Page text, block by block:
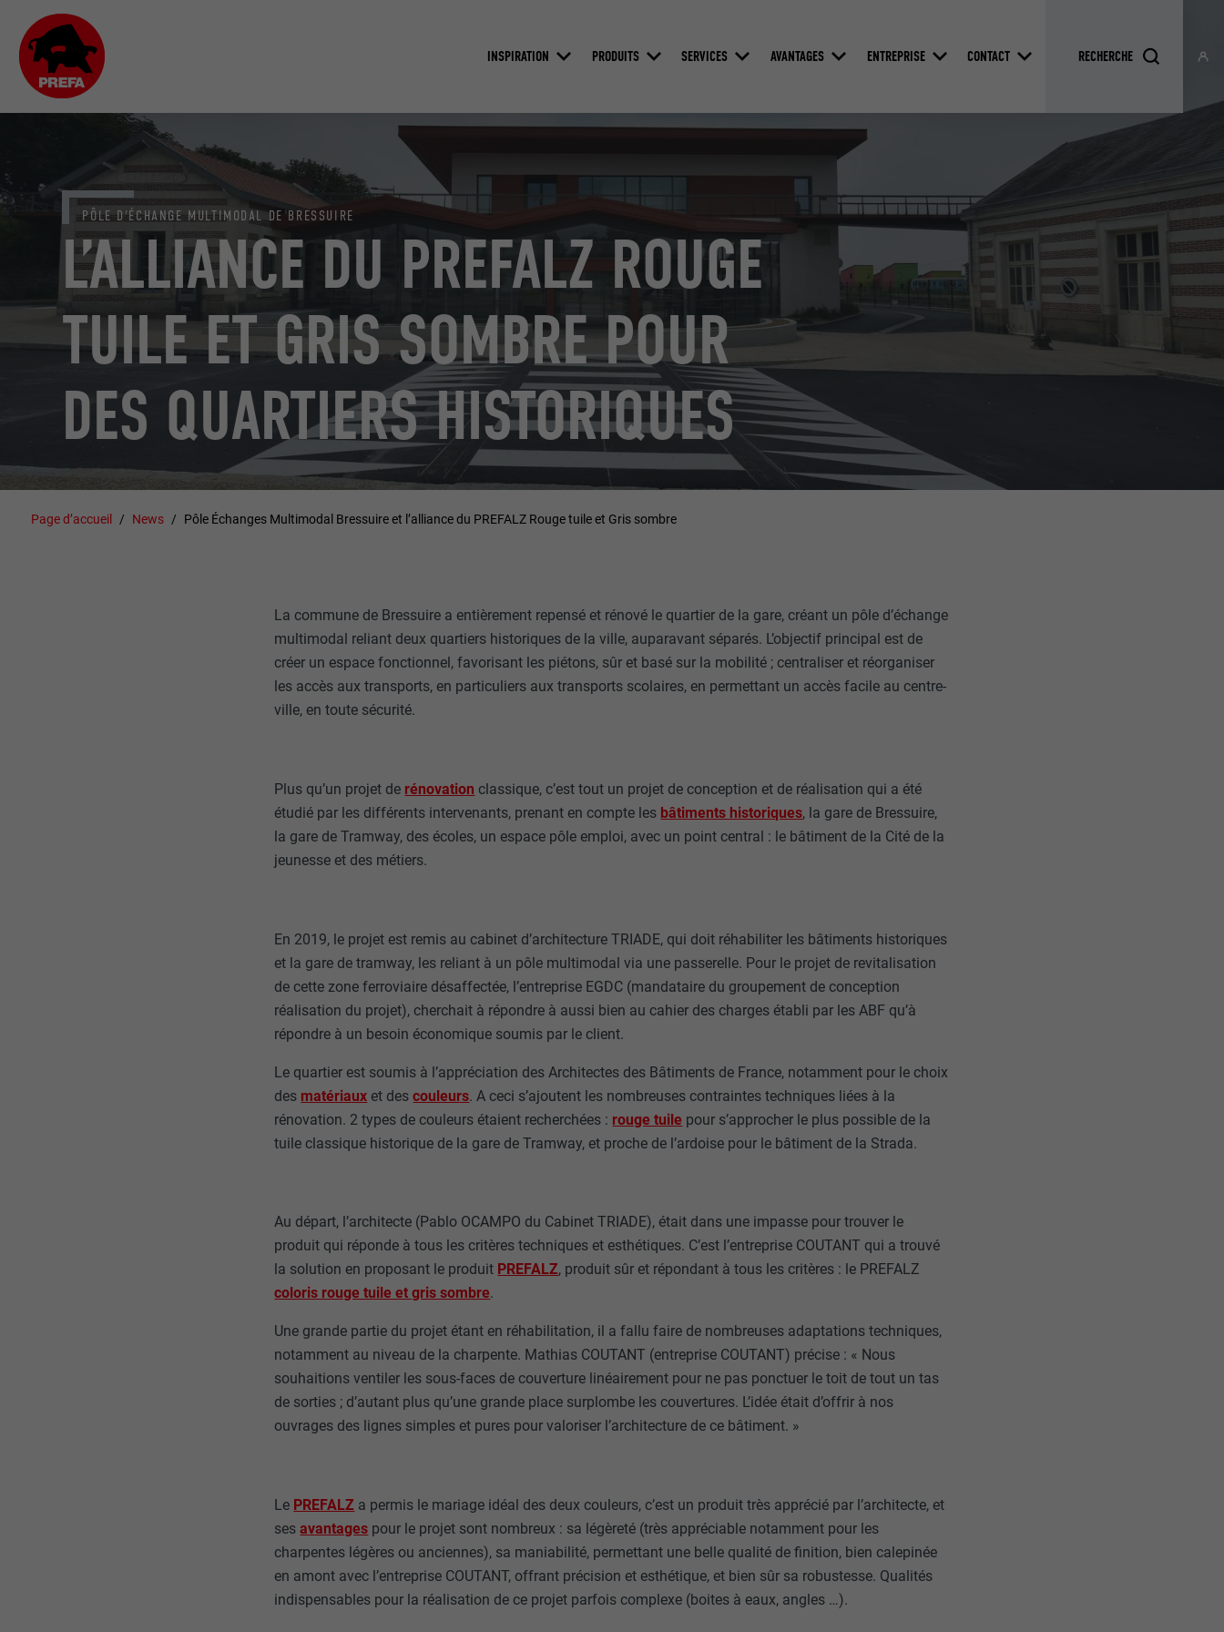
INSPIRATION PRODUITS SERVICES AVANTAGES ENTREPRISE CONTACT
L’ALLIANCE DU PREFALZ ROUGE
TUILE ET GRIS SOMBRE POUR
DES QUARTIERS HISTORIQUES
PÔLE D'ÉCHANGE MULTIMODAL DE BRESSUIRE
Page d’accueil News Pôle Échanges Multimodal Bressuire et l’alliance du PREFALZ Rouge tuile et Gris sombre
La commune de Bressuire a entièrement repensé et rénové le quartier de la gare, créant un pôle d’échange
multimodal reliant deux quartiers historiques de la ville, auparavant séparés. L’objectif principal est de
créer un espace fonctionnel, favorisant les piétons, sûr et basé sur la mobilité ; centraliser et réorganiser
les accès aux transports, en particuliers aux transports scolaires, en permettant un accès facile au centre-
ville, en toute sécurité.
Plus qu’un projet de rénovation classique, c’est tout un projet de conception et de réalisation qui a été
étudié par les différents intervenants, prenant en compte les bâtiments historiques, la gare de Bressuire,
la gare de Tramway, des écoles, un espace pôle emploi, avec un point central : le bâtiment de la Cité de la
jeunesse et des métiers.
En 2019, le projet est remis au cabinet d’architecture TRIADE, qui doit réhabiliter les bâtiments historiques
et la gare de tramway, les reliant à un pôle multimodal via une passerelle. Pour le projet de revitalisation
de cette zone ferroviaire désaffectée, l’entreprise EGDC (mandataire du groupement de conception
réalisation du projet), cherchait à répondre à aussi bien au cahier des charges établi par les ABF qu’à
répondre à un besoin économique soumis par le client.
Le quartier est soumis à l’appréciation des Architectes des Bâtiments de France, notamment pour le choix
des matériaux et descouleurs. A ceci s’ajoutent les nombreuses contraintes techniques liées à la
rénovation. 2 types de couleurs étaient recherchées : rouge tuile pour s’approcher le plus possible de la
tuile classique historique de la gare de Tramway, et proche de l’ardoise pour le bâtiment de la Strada.
Au départ, l’architecte (Pablo OCAMPO du Cabinet TRIADE), était dans une impasse pour trouver le
produit qui réponde à tous les critères techniques et esthétiques. C’est l’entreprise COUTANT qui a trouvé
la solution en proposant le produit PREFALZ, produit sûr et répondant à tous les critères : le PREFALZ
coloris rouge tuile et gris sombre.
Une grande partie du projet étant en réhabilitation, il a fallu faire de nombreuses adaptations techniques,
notamment au niveau de la charpente. Mathias COUTANT (entreprise COUTANT) précise : « Nous
souhaitions ventiler les sous-faces de couverture linéairement pour ne pas ponctuer le toit de tout un tas
de sorties ; d’autant plus qu’une grande place surplombe les couvertures. L’idée était d’offrir à nos
ouvrages des lignes simples et pures pour valoriser l’architecture de ce bâtiment. »
Le PREFALZ a permis le mariage idéal des deux couleurs, c’est un produit très apprécié par l’architecte, et
sesavantages pour le projet sont nombreux : sa légèreté (très appréciable notamment pour les
charpentes légères ou anciennes), sa maniabilité, permettant une belle qualité de finition, bien calepinée
en amont avec l’entreprise COUTANT, offrant précision et esthétique, et bien sûr sa robustesse. Qualités
indispensables pour la réalisation de ce projet parfois complexe (boites à eaux, angles …).